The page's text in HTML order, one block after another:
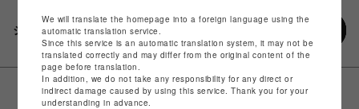
シェアする
We will translate the homepage into a foreign language using the
automatic translation service.
Since this service is an automatic translation system, it may not be
translated correctly and may differ from the original content of the
page before translation.
In addition, we do not take any responsibility for any direct or
indirect damage caused by using this service. Thank you for your
understanding in advance.